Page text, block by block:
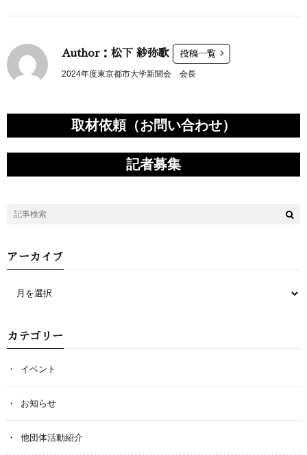
Author：松下 紗弥歌 投稿一覧
2024年度東京都市大学新聞会 会長
取材依頼（お問い合わせ）
記者募集
アーカイブ
カテゴリー
イベント
お知らせ
他団体活動紹介